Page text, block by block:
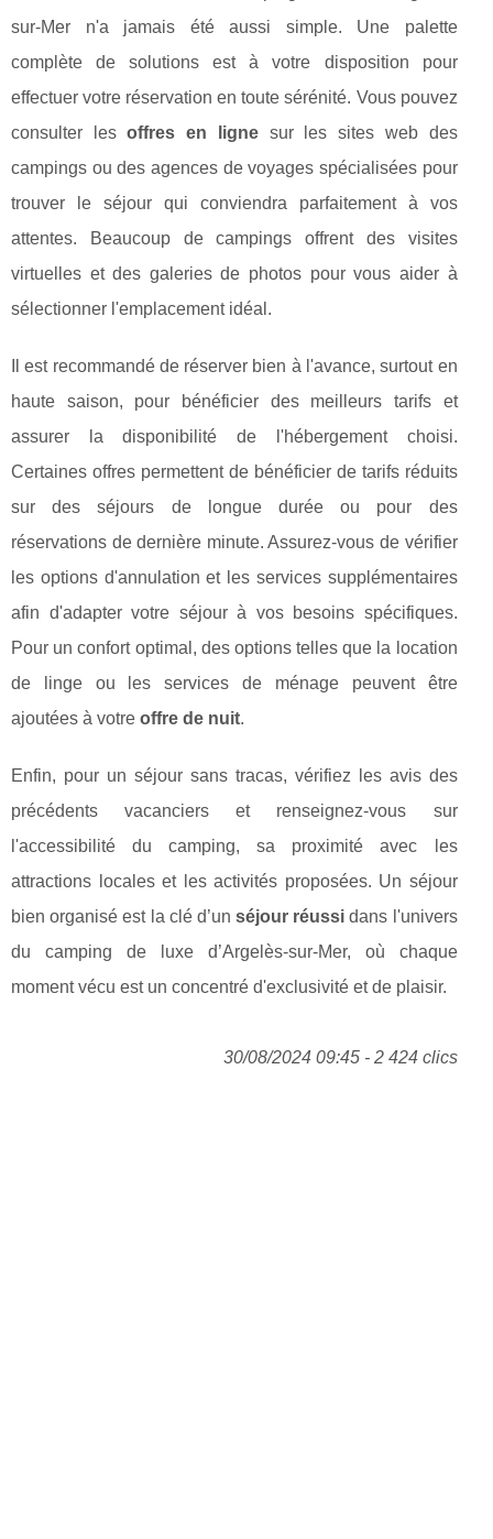
sur-Mer n'a jamais été aussi simple. Une palette
complète de solutions est à votre disposition pour
effectuer votre réservation en toute sérénité. Vous pouvez
consulter lesoffres en lignesur les sites web des
campings ou des agences de voyages spécialisées pour
trouver le séjour qui conviendra parfaitement à vos
attentes. Beaucoup de campings offrent des visites
virtuelles et des galeries de photos pour vous aider à
sélectionner l'emplacement idéal.
Il est recommandé de réserver bien à l'avance, surtout en
haute saison, pour bénéficier des meilleurs tarifs et
assurer la disponibilité de l'hébergement choisi.
Certaines offres permettent de bénéficier de tarifs réduits
sur des séjours de longue durée ou pour des
réservations de dernière minute. Assurez-vous de vérifier
les options d'annulation et les services supplémentaires
afin d'adapter votre séjour à vos besoins spécifiques.
Pour un confort optimal, des options telles que la location
de linge ou les services de ménage peuvent être
ajoutées à votre offre de nuit.
Enfin, pour un séjour sans tracas, vérifiez les avis des
précédents vacanciers et renseignez-vous sur
l'accessibilité du camping, sa proximité avec les
attractions locales et les activités proposées. Un séjour
bien organisé est la clé d’unséjour réussi dans l'univers
du camping de luxe d’Argelès-sur-Mer, où chaque
moment vécu est un concentré d'exclusivité et de plaisir.
30/08/2024 09:45 - 2 424 clics